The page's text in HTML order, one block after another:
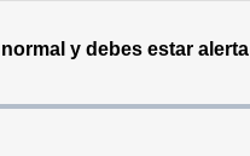
y debes estar alerta